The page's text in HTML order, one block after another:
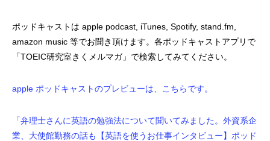
ポッドキャストは apple podcast, iTunes, Spotify, stand.fm,
amazon music 等でお聞き頂けます。各ポッドキャストアプリで
「TOEIC研究室きくメルマガ」で検索してみてください。
apple ポッドキャストのプレビューは、こちらです。
「弁理士さんに英語の勉強法について聞いてみました。外資系企
業、大使館勤務の話も【英語を使うお仕事インタビュー】ポッド